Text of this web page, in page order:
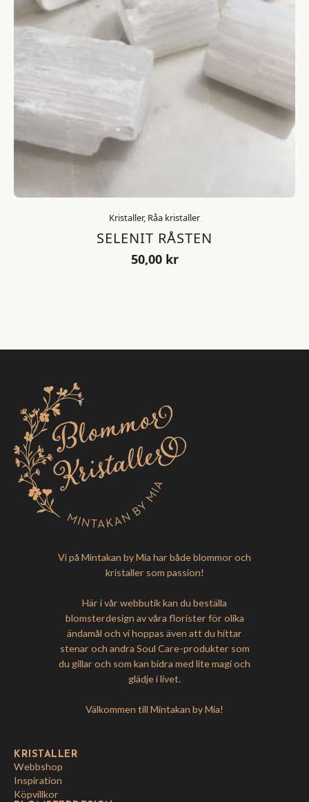
Kristaller, Råa kristaller
SELENIT RÅSTEN
50,00 kr
Vi på Mintakan by Mia har både blommor och
kristaller som passion!
Här i vår webbutik kan du beställa
blomsterdesign av våra florister för olika
ändamål och vi hoppas även att du hittar
stenar och andra Soul Care-produkter som
du gillar och som kan bidra med lite magi och
glädje i livet.
Välkommen till Mintakan by Mia!
KRISTALLER
Webbshop
Inspiration
Köpvillkor